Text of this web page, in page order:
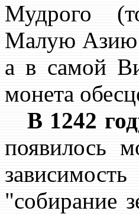
Мудрого
Малую Азию
а в самой
монета
В 1242
появилось
"собирание